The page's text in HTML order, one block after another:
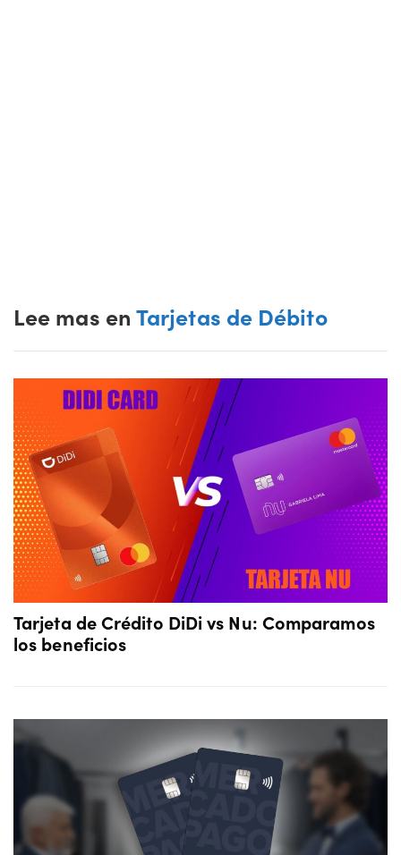
Lee mas en Tarjetas de Débito
Tarjeta de Crédito DiDi vs Nu: Comparamos
los beneficios